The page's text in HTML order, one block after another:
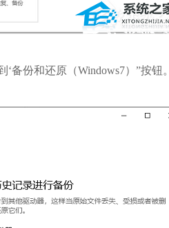
份和还原（Windows7）”按钮。